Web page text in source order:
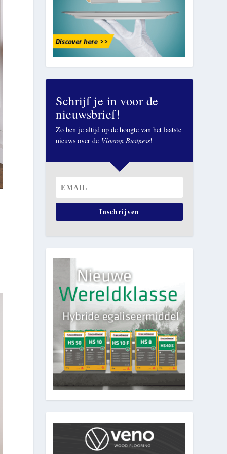
Schrijf je in voor de
nieuwsbrief!
Zo ben je altijd op de hoogte van het laatste
nieuws over de Vloeren Business!
Inschrijven